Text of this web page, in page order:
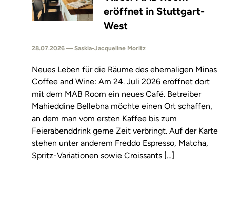
eröffnet in Stuttgart-
West
28.07.2026 — Saskia-Jacqueline Moritz
Neues Leben für die Räume des ehemaligen Minas
Coffee and Wine: Am 24. Juli 2026 eröffnet dort
mit dem MAB Room ein neues Café. Betreiber
Mahieddine Bellebna möchte einen Ort schaffen,
an dem man vom ersten Kaffee bis zum
Feierabenddrink gerne Zeit verbringt. Auf der Karte
stehen unter anderem Freddo Espresso, Matcha,
Spritz-Variationen sowie Croissants […]